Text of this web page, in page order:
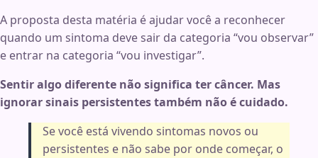
A proposta desta matéria é ajudar você a reconhecer
quando um sintoma deve sair da categoria “vou observar”
e entrar na categoria “vou investigar”.
Sentir algo diferente não significa ter câncer. Mas
ignorar sinais persistentes também não é cuidado.
Se você está vivendo sintomas novos ou
persistentes e não sabe por onde começar, o